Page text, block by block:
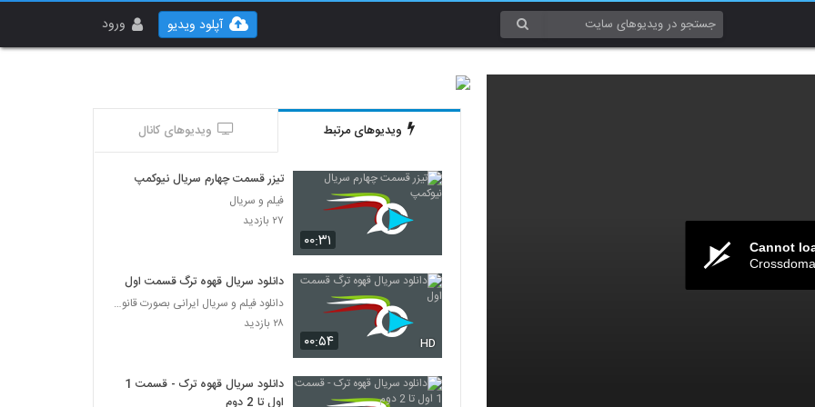
ورود آپلود ویدیو
Cannot
ویدیوهای مرتبط ویدیوهای کانال
۰۰:۳۱
تیزر قسمت چهارم سریال نیوکمپ
فیلم و سریال
۲۷ بازدید
۰۰:۵۴ HD
دانلود سریال قهوه ترگ قسمت اول
دانلود فیلم و سریال ایرانی بصورت قانونی
۲۸ بازدید
دانلود سریال قهوه ترک - قسمت 1
اول تا 2 دوم